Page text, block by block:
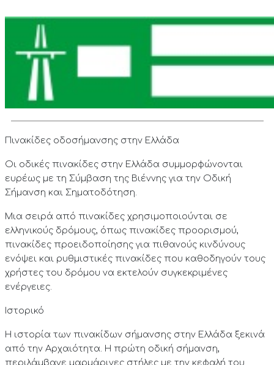
Πινακίδες οδοσήμανσης στην Ελλάδα
Οι οδικές πινακίδες στην Ελλάδα συμμορφώνονται
ευρέως με τη Σύμβαση της Βιέννης για την Οδική
Σήμανση και Σηματοδότηση.
Μια σειρά από πινακίδες χρησιμοποιούνται σε
ελληνικούς δρόμους, όπως πινακίδες προορισμού,
πινακίδες προειδοποίησης για πιθανούς κινδύνους
ενόψει και ρυθμιστικές πινακίδες που καθοδηγούν τους
χρήστες του δρόμου να εκτελούν συγκεκριμένες
ενέργειες.
Ιστορικό
Η ιστορία των πινακίδων σήμανσης στην Ελλάδα ξεκινά
από την Αρχαιότητα. Η πρώτη οδική σήμανση,
περιλάμβανε μαρμάρινες στήλες με την κεφαλή του